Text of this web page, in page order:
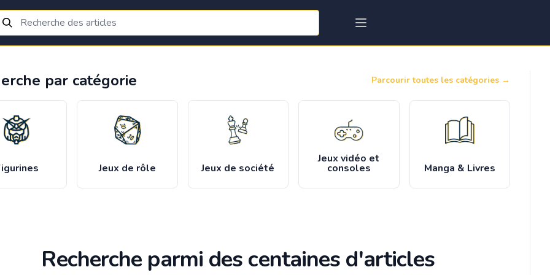
par catégorie Parcourir toutes les catégories →
Jeux de rôle Jeux de société
Jeux vidéo et
consoles Manga & Livres
Recherche parmi des centaines d'articles